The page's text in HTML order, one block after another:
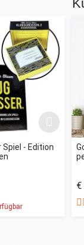
- Edition
€